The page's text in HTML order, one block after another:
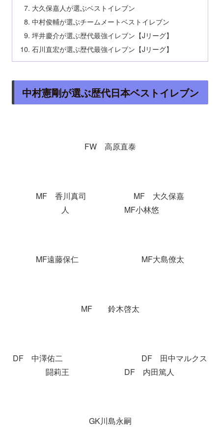
大久保嘉人が選ぶベストイレブン
中村俊輔が選ぶチームメートベストイレブン
坪井慶介が選ぶ歴代最強イレブン【Jリーグ】
石川直宏が選ぶ歴代最強イレブン【Jリーグ】
中村憲剛が選ぶ歴代日本ベストイレブン
FW 高原直泰
MF 香川真司 MF 大久保嘉
人 MF小林悠
MF遠藤保仁 MF大島僚太
MF 鈴木啓太
DF 中澤佑二 DF 田中マルクス
闘莉王 DF 内田篤人
GK川島永嗣